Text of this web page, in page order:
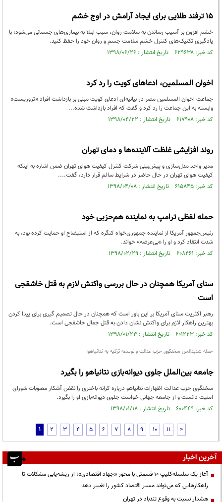
۱۵ ترفند طلایی برای ایجاد آرامش در اوج خشم
خشم افزون بر آسیب رساندن به سلامت روان، سبب ابتلا به بیماری‌های جسمانی می‌شود؛ با
یادگیری تکنیک‌های کنترل خشم سلامت جسم و روان خود را حفظ کنید.
کد خبر: ۶۲۹۶۳۸ تاریخ انتشار : ۱۳۹۸/۰۶/۲۶
اخوان المسلمین، ادعاهای کویت را رد کرد
جماعت اخوان المسلمین مصر در بیانیه‌ای ادعای کویت مبنی بر بازداشت افراد «تروریست»
وابسته به این جماعت را رد کرد و گفت که افراد بازداشت شده...
کد خبر: ۶۱۷۹۰۸ تاریخ انتشار : ۱۳۹۸/۰۴/۲۲
روند افزایشی غلظت آلاینده‌ها و دمای تهران
مدیر واحد مدل‌سازی و پیش‌بینی شرکت کنترل کیفیت هوای تهران ضمن اشاره به اینکه
کیفیت هوای تهران در حال حاضر در شرایط سالم قرار دارد، گفت....
کد خبر: ۶۱۵۸۴۵ تاریخ انتشار : ۱۳۹۸/۰۴/۰۸
حمله لفظی ترامپ به نماینده هم‌حزبی‌ خود
رئیس‌جمهور آمریکا از نماینده جمهوری‌خواه کنگره که از استیضاح او حمایت کرده بود، به
شدت انتقاد کرد و او را «بی‌عرضه» خواند.
کد خبر: ۶۰۸۴۶۱ تاریخ انتشار : ۱۳۹۸/۰۲/۲۹
سنای آمریکا همچنان در حال بررسی واکنش لازم به قتل خاشقجی
است
رهبر اکثریت سنای آمریکا بر این باور است که همچنان در حال تصمیم گیری برای پیدا کردن
بهترین راهکار لازم برای واکنش نشان دادن به قتل جمال خاشقجی است.
کد خبر: ۶۰۱۲۲۳ تاریخ انتشار : ۱۳۹۸/۰۱/۲۳
حمله شدیدالحن سخنگوی حزب عدالت و توسعه ترکیه به نتانیاهو؛
جامعه بین‌الملل جلوی دیوانه‌بازی نتانیاهو را بگیرد
سخنگوی حزب عدالت اظهارات نتانیاهو درباره کرانه باختری را نقض آشکار مصوبات شورای
امنیت دانست و از جامعه جهانی خواست جلوی دیوانه‌بازی او را بگیرد.
کد خبر: ۶۰۰۴۴۹ تاریخ انتشار : ۱۳۹۸/۰۱/۱۸
1 2 3 4 5 6 7 8 9 10 11 >
آخرین اخبار
آغاز یک سلسله‌کلیپ ۱۰ قسمتی با محور «جهاد اقتصادی»؛ از ریشه‌یابی مشکلات تا
راهکارهایی که می‌تواند مسیر اقتصاد کشور را تغییر دهد
هشدار نسبت به وقوع تندباد در تهران